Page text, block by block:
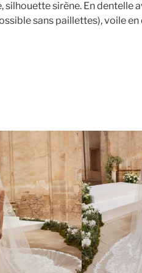
silhouette sirène. En dentelle
sans paillettes), voile